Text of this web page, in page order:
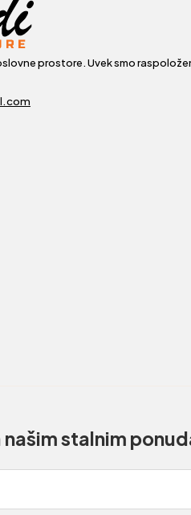
prostore. Uvek smo
stalnim